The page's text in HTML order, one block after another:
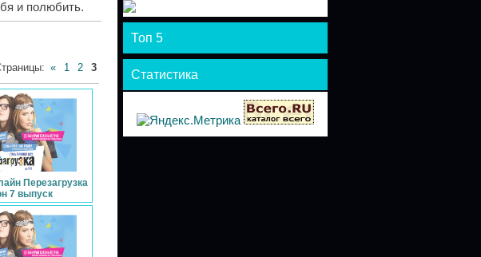
и полюбить.
: « 1 2 3
Перезагрузка
7 выпуск
Топ 5
Статистика